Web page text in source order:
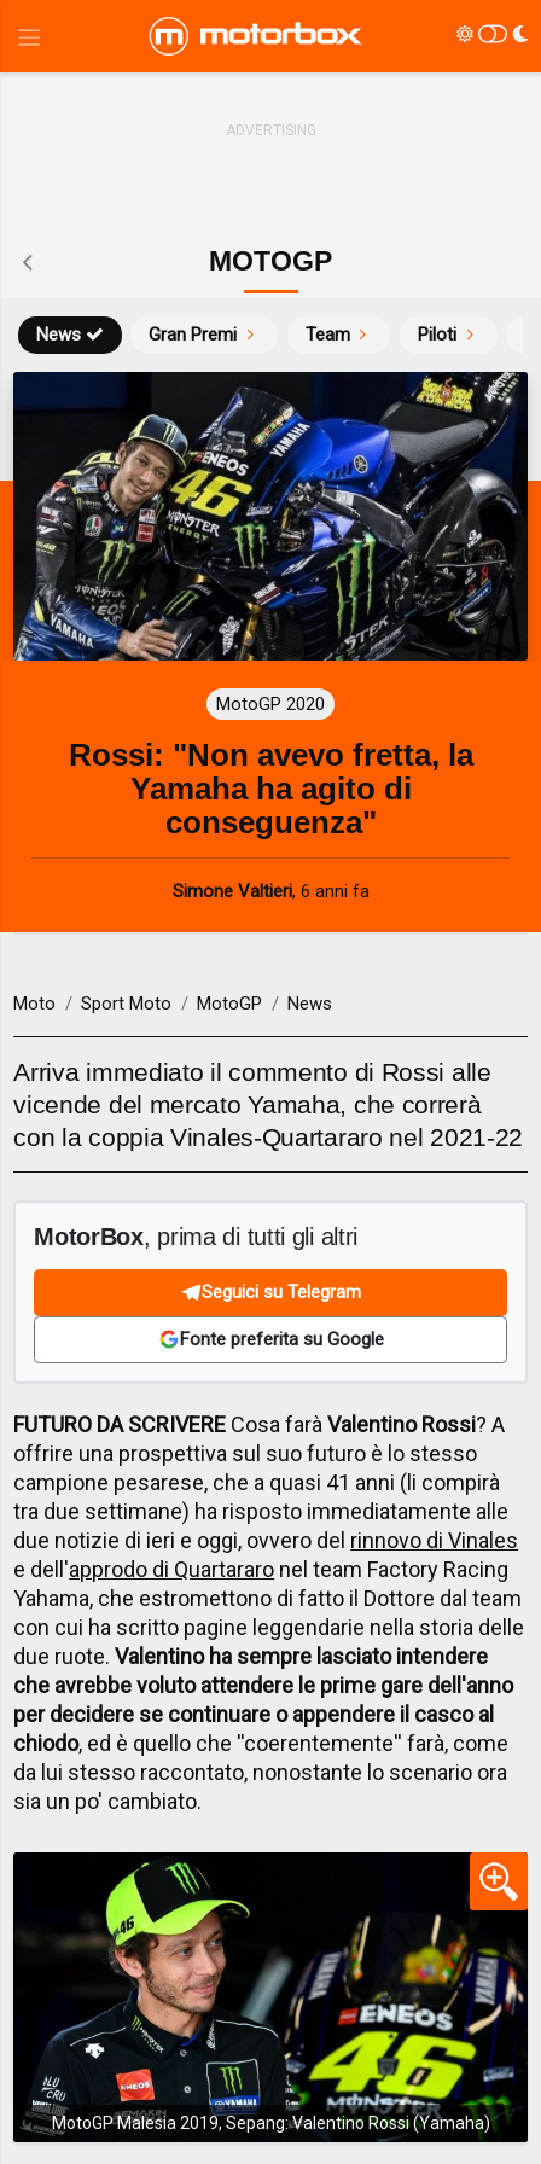
MOTOGP
News Gran Premi Team Piloti
MotoGP 2020
Rossi: "Non avevo fretta, la
Yamaha ha agito di
conseguenza"
Simone Valtieri, 6 anni fa
Moto Sport Moto MotoGP News
Arriva immediato il commento di Rossi alle
vicende del mercato Yamaha, che correrà
con la coppia Vinales-Quartararo nel 2021-22
MotorBox, prima di tutti gli altri
Seguici su Telegram
Fonte preferita su Google
FUTURO DA SCRIVERE Cosa faràValentino Rossi? A
offrire una prospettiva sul suo futuro è lo stesso
campione pesarese, che a quasi 41 anni (li compirà
tra due settimane) ha risposto immediatamente alle
due notizie di ieri e oggi, ovvero del rinnovo di Vinales
e dell'approdo di Quartararo nel team Factory Racing
Yahama, che estromettono di fatto il Dottore dal team
con cui ha scritto pagine leggendarie nella storia delle
due ruote.Valentino ha sempre lasciato intendere
che avrebbe voluto attendere le prime gare dell'anno
per decidere se continuare o appendere il casco al
chiodo, ed è quello che ''coerentemente'' farà, come
da lui stesso raccontato, nonostante lo scenario ora
sia un po' cambiato.
MotoGP Malesia 2019, Sepang: Valentino Rossi (Yamaha)